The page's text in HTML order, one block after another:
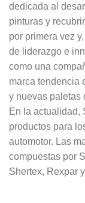
dedicada al
pinturas y
por primera vez
de liderazgo e
como una
marca tendencia
y nuevas paletas
En la actualidad,
productos para
automotor. Las
compuestas por
Shertex, Rexpar